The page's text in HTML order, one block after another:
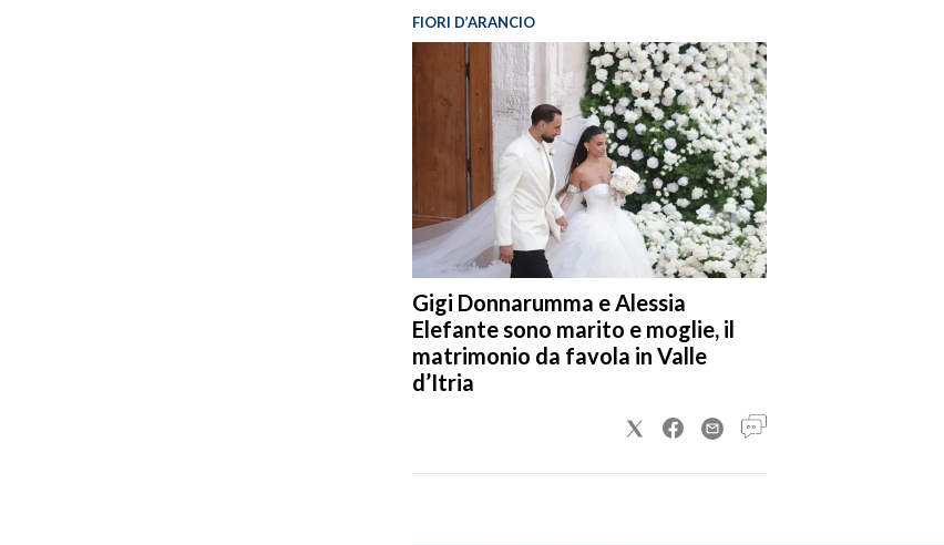
FIORI D’ARANCIO
Gigi Donnarumma e Alessia
Elefante sono marito e moglie, il
matrimonio da favola in Valle
d’Itria